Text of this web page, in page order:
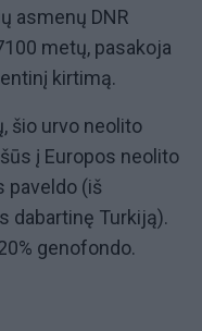
asmenų DNR
metų, pasakoja
kirtimą.
šio urvo neolito
į Europos neolito
paveldo (iš
dabartinę Turkiją).
genofondo.